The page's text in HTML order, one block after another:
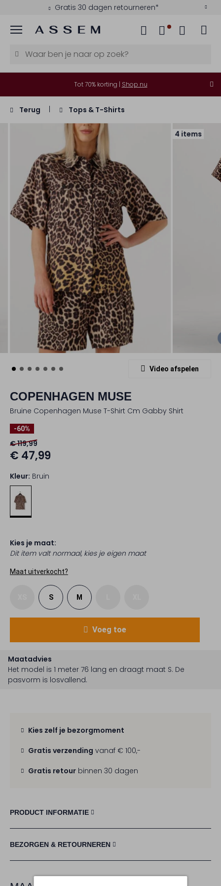
Gratis 30 dagen retourneren*
Menu
Tot 70% korting | Shop nu
Terug Tops & T-Shirts
4 items
Video afspelen
COPENHAGEN MUSE
Bruine Copenhagen Muse T-Shirt Cm Gabby Shirt
-60%
€ 119,99
€ 47,99
Kleur: Bruin
Kies je maat:
Dit item valt normaal, kies je eigen maat
Maat uitverkocht?
S M
Voeg toe
Maatadvies
Het model is 1 meter 76 lang en draagt maat S. De
pasvorm is losvallend.
Kies zelf je bezorgmoment
Gratis verzending vanaf € 100,-
Gratis retour binnen 30 dagen
PRODUCT INFORMATIE
BEZORGEN & RETOURNEREN